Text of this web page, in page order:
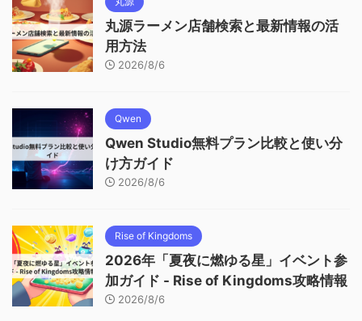
丸源ラーメン店舗検索と最新情報の活
用方法
2026/8/6
Qwen
Qwen Studio無料プラン比較と使い分
け方ガイド
2026/8/6
Rise of Kingdoms
2026年「夏夜に燃ゆる星」イベント参
加ガイド - Rise of Kingdoms攻略情報
2026/8/6